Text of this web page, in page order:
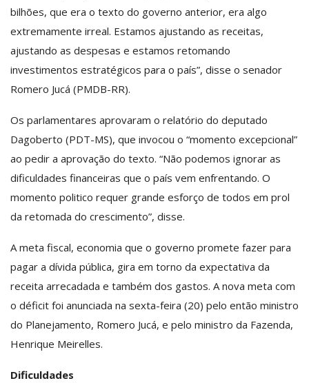
bilhões, que era o texto do governo anterior, era algo
extremamente irreal. Estamos ajustando as receitas,
ajustando as despesas e estamos retomando
investimentos estratégicos para o país”, disse o senador
Romero Jucá (PMDB-RR).
Os parlamentares aprovaram o relatório do deputado
Dagoberto (PDT-MS), que invocou o “momento excepcional”
ao pedir a aprovação do texto. “Não podemos ignorar as
dificuldades financeiras que o país vem enfrentando. O
momento politico requer grande esforço de todos em prol
da retomada do crescimento”, disse.
A meta fiscal, economia que o governo promete fazer para
pagar a dívida pública, gira em torno da expectativa da
receita arrecadada e também dos gastos. A nova meta com
o déficit foi anunciada na sexta-feira (20) pelo então ministro
do Planejamento, Romero Jucá, e pelo ministro da Fazenda,
Henrique Meirelles.
Dificuldades